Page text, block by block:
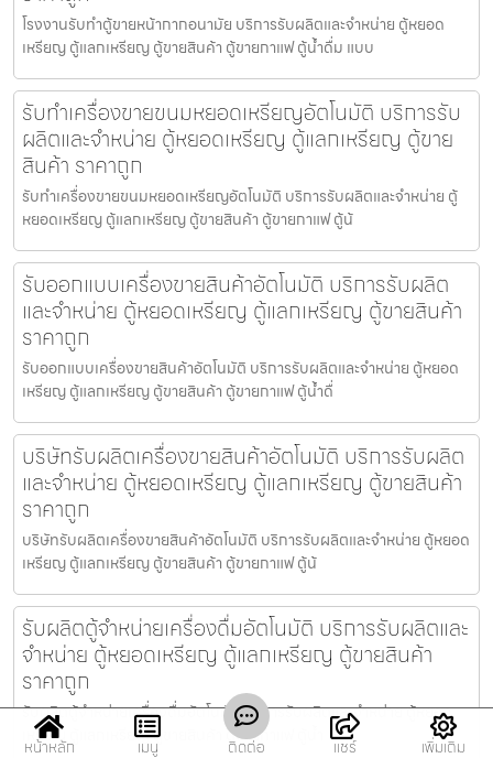
โรงงานรับทำตู้ขายหน้ากากอนามัย บริการรับผลิตและจำหน่าย ตู้หยอด
เหรียญ ตู้แลกเหรียญ ตู้ขายสินค้า ตู้ขายกาแฟ ตู้น้ำดื่ม แบบ
รับทำเครื่องขายขนมหยอดเหรียญ​​อัตโนมัติ บริการรับ
ผลิตและจำหน่าย ตู้หยอดเหรียญ ตู้แลกเหรียญ ตู้ขาย
สินค้า ราคาถูก
รับทำเครื่องขายขนมหยอดเหรียญ​​อัตโนมัติ บริการรับผลิตและจำหน่าย ตู้
หยอดเหรียญ ตู้แลกเหรียญ ตู้ขายสินค้า ตู้ขายกาแฟ ตู้น้
รับออกแบบเครื่องขายสินค้า​อัตโนมัติ บริการรับผลิต
และจำหน่าย ตู้หยอดเหรียญ ตู้แลกเหรียญ ตู้ขายสินค้า
ราคาถูก
รับออกแบบเครื่องขายสินค้า​อัตโนมัติ บริการรับผลิตและจำหน่าย ตู้หยอด
เหรียญ ตู้แลกเหรียญ ตู้ขายสินค้า ตู้ขายกาแฟ ตู้น้ำดื่
บริษัทรับผลิตเครื่องขายสินค้า​อัตโนมัติ บริการรับผลิต
และจำหน่าย ตู้หยอดเหรียญ ตู้แลกเหรียญ ตู้ขายสินค้า
ราคาถูก
บริษัทรับผลิตเครื่องขายสินค้า​อัตโนมัติ บริการรับผลิตและจำหน่าย ตู้หยอด
เหรียญ ตู้แลกเหรียญ ตู้ขายสินค้า ตู้ขายกาแฟ ตู้น้
รับผลิตตู้จำหน่ายเครื่องดื่ม​อัตโนมัติ บริการรับผลิตและ
จำหน่าย ตู้หยอดเหรียญ ตู้แลกเหรียญ ตู้ขายสินค้า
ราคาถูก
รับผลิตตู้จำหน่ายเครื่องดื่ม​อัตโนมัติ บริการรับผลิตและจำหน่าย ตู้หยอด
เหรียญ ตู้แลกเหรียญ ตู้ขายสินค้า ตู้ขายกาแฟ ตู้น้ำ
หน้าหลัก เมนู ติดต่อ แชร์ เพิ่มเติม